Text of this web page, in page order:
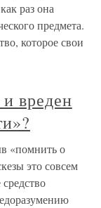
раз она
предмета.
которое свои
вреден
«помнить о
это совсем